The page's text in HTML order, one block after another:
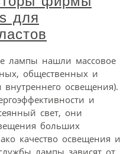
для
лампы нашли массовое
общественных и
освещения).
и
свет, они
больших
качество освещения и